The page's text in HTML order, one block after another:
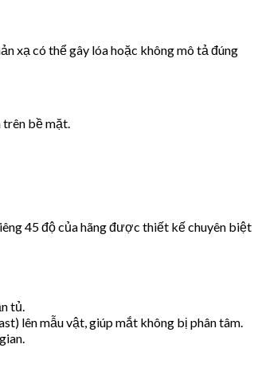
xạ có thể gây lóa hoặc không mô tả đúng
trên bề mặt.
45 độ của hãng được thiết kế chuyên biệt
tủ.
lên mẫu vật, giúp mắt không bị phân tâm.